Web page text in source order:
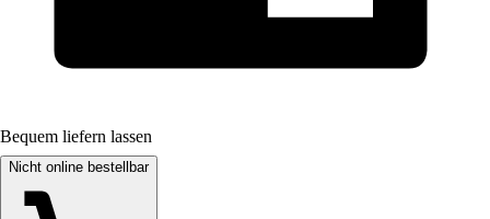
Bequem liefern lassen
Nicht online bestellbar